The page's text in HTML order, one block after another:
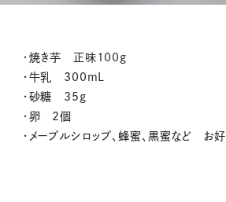
・焼き芋 正味100g
・牛乳 300mL
・砂糖 35g
・卵 2個
・メープルシロップ、蜂蜜、黒蜜など お